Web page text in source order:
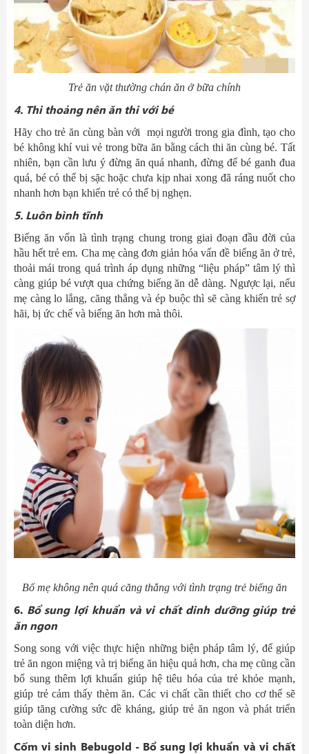
Trẻ ăn vặt thường chán ăn ở bữa chính
4. Thithoảng nênănthivới bé
Hãy cho trẻ ăn cùng bàn với mọi người trong gia đình, tạo cho
bé không khí vui vẻ trong bữa ăn bằng cách thi ăn cùng bé. Tất
nhiên, bạn cần lưu ý đừng ăn quá nhanh, đừng để bé ganh đua
quá, bé có thể bị sặc hoặc chưa kịp nhai xong đã ráng nuốt cho
nhanh hơn bạn khiến trẻ có thể bị nghẹn.
5. Luôn bình tĩnh
Biếng ăn vốn là tình trạng chung trong giai đoạn đầu đời của
hầu hết trẻ em. Cha mẹ càng đơn giản hóa vấn đề biếng ăn ở trẻ,
thoải mái trong quá trình áp dụng những “liệu pháp” tâm lý thì
càng giúp bé vượt qua chứng biếng ăn dễ dàng. Ngược lại, nếu
mẹ càng lo lắng, căng thẳng và ép buộc thì sẽ càng khiến trẻ sợ
hãi, bị ức chế và biếng ăn hơn mà thôi.
Bố mẹ không nên quá căng thẳng với tình trạng trẻ biếng ăn
6. Bổ sung lợi khuẩn và vi chất dinh dưỡng giúptrẻ
ăn ngon
Song song với việc thực hiện những biện pháp tâm lý, để giúp
trẻ ăn ngon miệng và trị biếng ăn hiệu quả hơn, cha mẹ cũng cần
bổ sung thêm lợi khuẩn giúp hệ tiêu hóa của trẻ khỏe mạnh,
giúp trẻ cảm thấy thèm ăn. Các vi chất cần thiết cho cơ thể sẽ
giúp tăng cường sức đề kháng, giúp trẻ ăn ngon và phát triển
toàn diện hơn.
Cốm vi sinh Bebugold - Bổ sung lợi khuẩn và vi chất